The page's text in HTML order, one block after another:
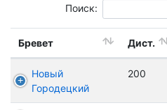
Поиск:
Бревет Дист.
Новый
Городецкий
200